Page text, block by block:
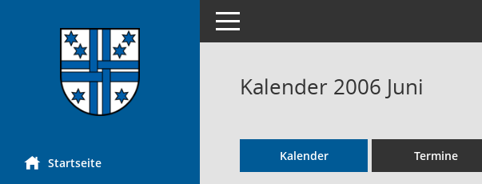
Startseite
Toggle navigation
Kalender 2006 Juni
Kalender Termine